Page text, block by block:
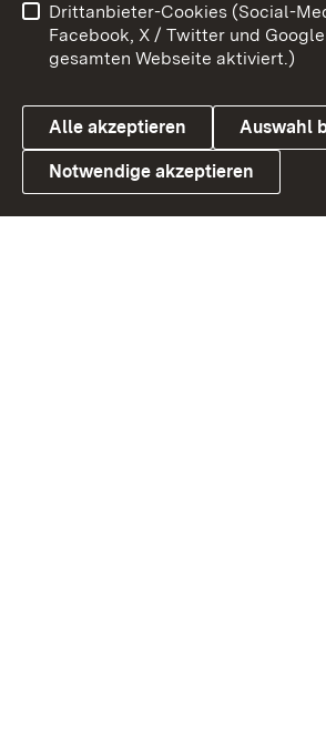
Link zum Landesportal
Benutzungshinweise
Datenschutz
Cookies
Drittanbieter-Cookies (Social-
Facebook, X / Twitter und
gesamten Webseite aktiviert.)
Alle akzeptieren Auswahl
Notwendige akzeptieren